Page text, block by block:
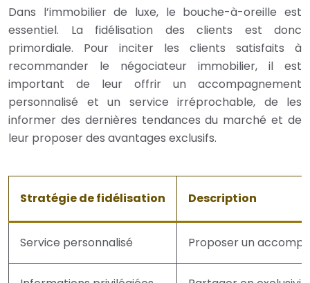
Dans l’immobilier de luxe, le bouche-à-oreille est
essentiel. La fidélisation des clients est donc
primordiale. Pour inciter les clients satisfaits à
recommander le négociateur immobilier, il est
important de leur offrir un accompagnement
personnalisé et un service irréprochable, de les
informer des dernières tendances du marché et de
leur proposer des avantages exclusifs.
Stratégie de fidélisation Description
Service personnalisé Proposer un